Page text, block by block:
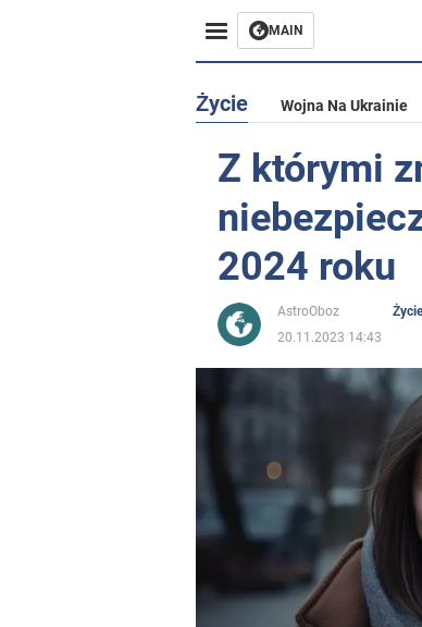
MAIN
Życie Wojna Na Ukrainie
Z którymi
2024 roku
AstroOboz
Życie
20.11.2023 14:43